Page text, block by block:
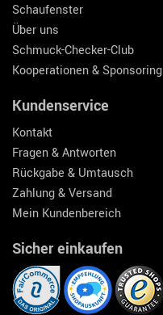
Schaufenster
Über uns
Schmuck-Checker-Club
Kooperationen & Sponsoring
Kundenservice
Kontakt
Fragen & Antworten
Rückgabe & Umtausch
Zahlung & Versand
Mein Kundenbereich
Sicher einkaufen